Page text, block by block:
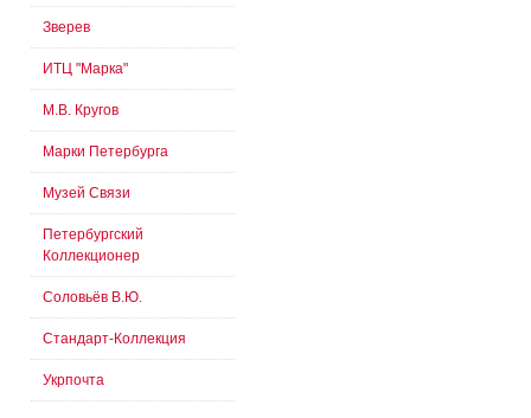
Зверев
ИТЦ "Марка"
М.В. Кругов
Марки Петербурга
Музей Связи
Петербургский
Коллекционер
Соловьёв В.Ю.
Стандарт-Коллекция
Укрпочта